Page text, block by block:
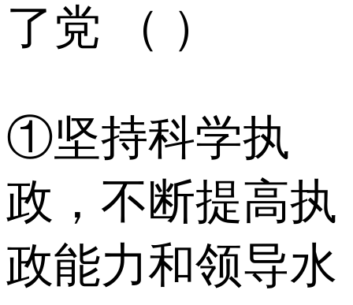
了党 （ ）
①坚持科学执
政，不断提高执
政能力和领导水